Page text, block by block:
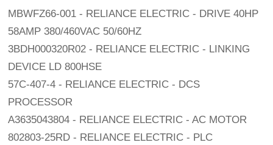
MBWFZ66-001 - RELIANCE ELECTRIC - DRIVE 40HP
58AMP 380/460VAC 50/60HZ
3BDH000320R02 - RELIANCE ELECTRIC - LINKING
DEVICE LD 800HSE
57C-407-4 - RELIANCE ELECTRIC - DCS
PROCESSOR
A3635043804 - RELIANCE ELECTRIC - AC MOTOR
802803-25RD - RELIANCE ELECTRIC - PLC